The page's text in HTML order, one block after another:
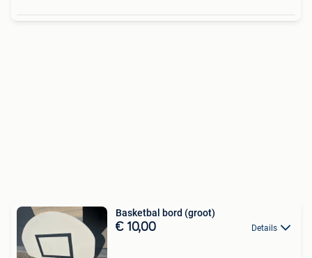
Basketbal bord (groot)
€ 10,00 Details